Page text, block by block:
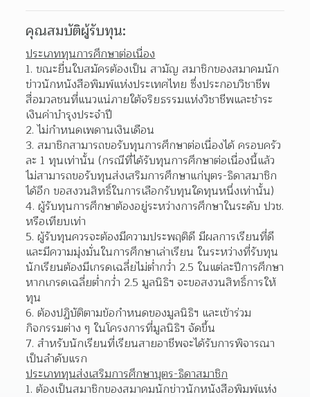
คุณสมบัติผู้รับทุน:
ประเภททุนการศึกษาต่อเนื่อง
ขณะยื่นใบสมัครต้องเป็น สามัญ สมาชิกของสมาคมนัก
ข่าวนักหนังสือพิมพ์แห่งประเทศไทย ซึ่งประกอบวิชาชีพ
สื่อมวลชนที่แนวแน่ภายใต้จริยธรรมแห่งวิชาชีพและชำระ
เงินค่าบำรุงประจำปี
ไม่กำหนดเพดานเงินเดือน
สมาชิกสามารถขอรับทุนการศึกษาต่อเนื่องได้ ครอบครัว
ละ 1 ทุนเท่านั้น (กรณีที่ได้รับทุนการศึกษาต่อเนื่องนี้แล้ว
ไม่สามารถขอรับทุนส่งเสริมการศึกษาแก่บุตร-ธิดาสมาชิก
ได้อีก ขอสงวนสิทธิ์ในการเลือกรับทุนใดทุนหนึ่งเท่านั้น)
ผู้รับทุนการศึกษาต้องอยู่ระหว่างการศึกษาในระดับ ปวช.
หรือเทียบเท่า
ผู้รับทุนควรจะต้องมีความประพฤติดี มีผลการเรียนที่ดี
และมีความมุ่งมั่นในการศึกษาเล่าเรียน ในระหว่างที่รับทุน
นักเรียนต้องมีเกรดเฉลี่ยไม่ต่ำกว่ำ 2.5 ในแต่ละปีการศึกษา
หากเกรดเฉลี่ยต่ำกว่ำ 2.5 มูลนิธิฯ จะขอสงวนสิทธิ์การให้
ทุน
ต้องปฏิบัติตามข้อกำหนดของมูลนิธิฯ และเข้าร่วม
กิจกรรมต่าง ๆ ในโครงการที่มูลนิธิฯ จัดขึ้น
สำหรับนักเรียนที่เรียนสายอาชีพจะได้รับการพิจารณา
เป็นลำดับแรก
ประเภททุนส่งเสริมการศึกษาบุตร-ธิดาสมาชิก
ต้องเป็นสมาชิกของสมาคมนักข่าวนักหนังสือพิมพ์แห่ง